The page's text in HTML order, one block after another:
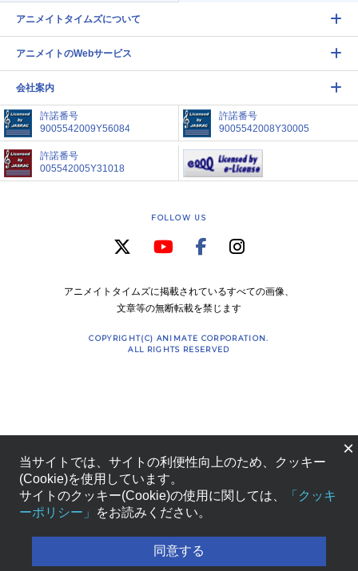
アニメイトタイムズについて
アニメイトのWebサービス
会社案内
許諾番号
9005542009Y56084
許諾番号
9005542008Y30005
許諾番号
005542005Y31018
FOLLOW US
アニメイトタイムズに掲載されているすべての画像、
文章等の無断転載を禁じます
COPYRIGHT(C) ANIMATE CORPORATION.
ALL RIGHTS RESERVED
×
当サイトでは、サイトの利便性向上のため、クッキー
(Cookie)を使用しています。
サイトのクッキー(Cookie)の使用に関しては、
「クッキ
ーポリシー」
をお読みください。
同意する